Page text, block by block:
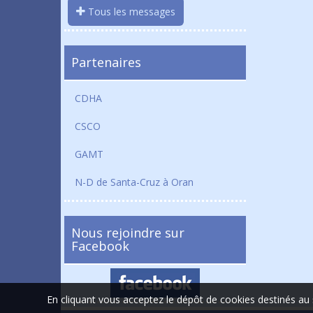
Tous les messages
Partenaires
CDHA
CSCO
GAMT
N-D de Santa-Cruz à Oran
Nous rejoindre sur
Facebook
En cliquant vous acceptez le dépôt de cookies destinés